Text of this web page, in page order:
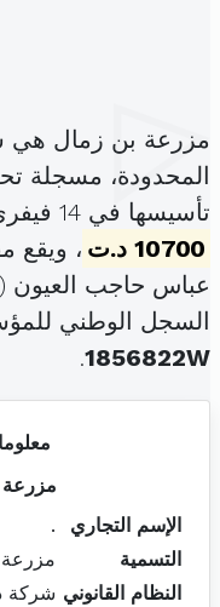
مزرعة بن زمال هي
المحدودة، مسجلة
تأسيسها في 14 فيفري 2024 برأس مال قدره
10700 د.ت
، ويقع
عباس حاجب العيون (
السجل الوطني
1856822W
.
الإسم التجاري
.
التسمية
النظام القانوني شركة